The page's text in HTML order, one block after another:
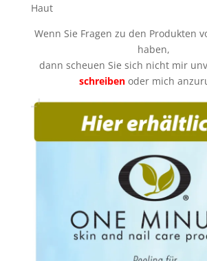
Haut
Wenn Sie Fragen zu den Produkten
haben,
dann scheuen Sie sich nicht mir
schreiben oder mich